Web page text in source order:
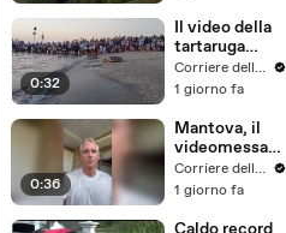
Impiegati 150
soccorritori
per
ripristinare
l'accesso al
paese isolato
0:32
Il video della
tartaruga
rilasciata a
Riccione
Corriere della Sera
1 giorno fa
0:36
Mantova, il
videomessag
gio di Roberto
Mancini al
Filippo: «Tua
Corriere della Sera
1 giorno fa